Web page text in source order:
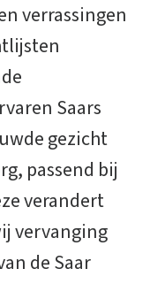
verrassingen
Saars
gezicht
passend bij
verandert
vervanging
de Saar